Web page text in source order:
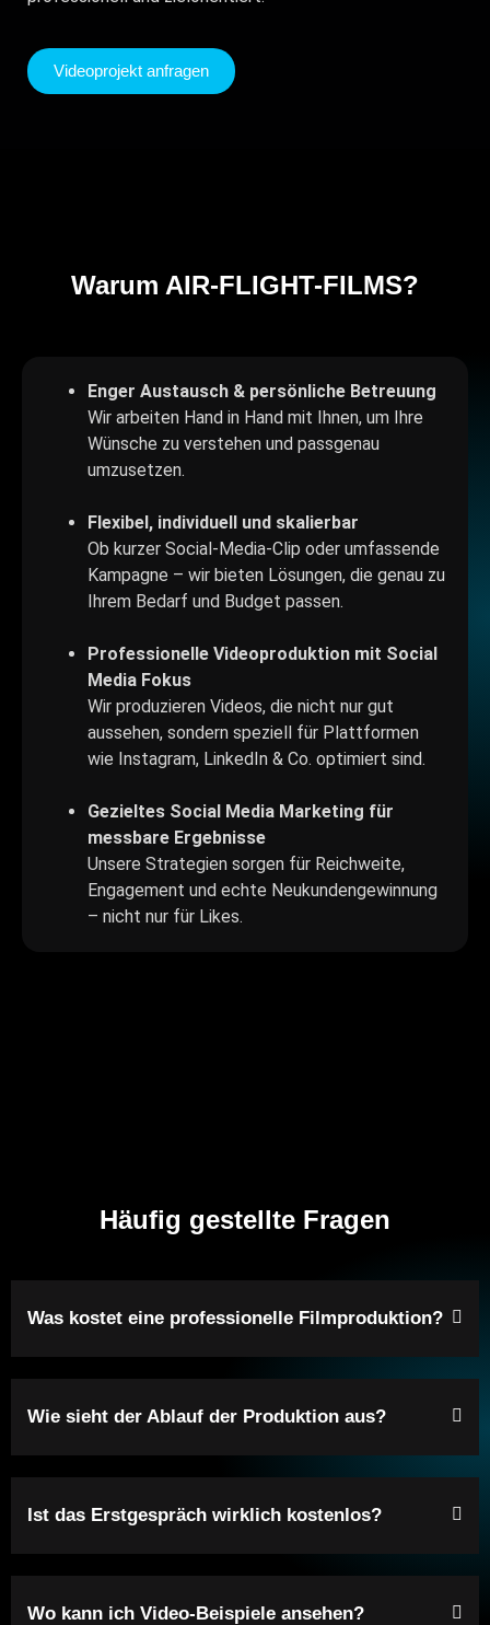
Videoprojekt anfragen
Warum AIR-FLIGHT-FILMS?
Enger Austausch & persönliche Betreuung
Wir arbeiten Hand in Hand mit Ihnen, um Ihre
Wünsche zu verstehen und passgenau
umzusetzen.
Flexibel, individuell und skalierbar
Ob kurzer Social-Media-Clip oder umfassende
Kampagne – wir bieten Lösungen, die genau zu
Ihrem Bedarf und Budget passen.
Professionelle Videoproduktion mit Social
Media Fokus
Wir produzieren Videos, die nicht nur gut
aussehen, sondern speziell für Plattformen
wie Instagram, LinkedIn & Co. optimiert sind.
Gezieltes Social Media Marketing für
messbare Ergebnisse
Unsere Strategien sorgen für Reichweite,
Engagement und echte Neukundengewinnung
– nicht nur für Likes.
Häufig gestellte Fragen
Was kostet eine professionelle Filmproduktion?
Wie sieht der Ablauf der Produktion aus?
Ist das Erstgespräch wirklich kostenlos?
Wo kann ich Video-Beispiele ansehen?